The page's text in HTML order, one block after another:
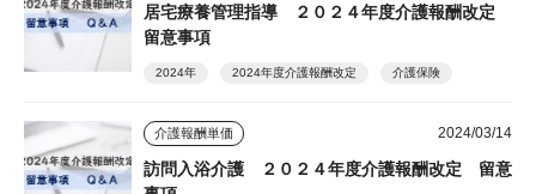
居宅療養管理指導 ２０２４年度介護報酬改定
留意事項
2024年 2024年度介護報酬改定 介護保険
介護報酬単価 2024/03/14
訪問入浴介護 ２０２４年度介護報酬改定 留意